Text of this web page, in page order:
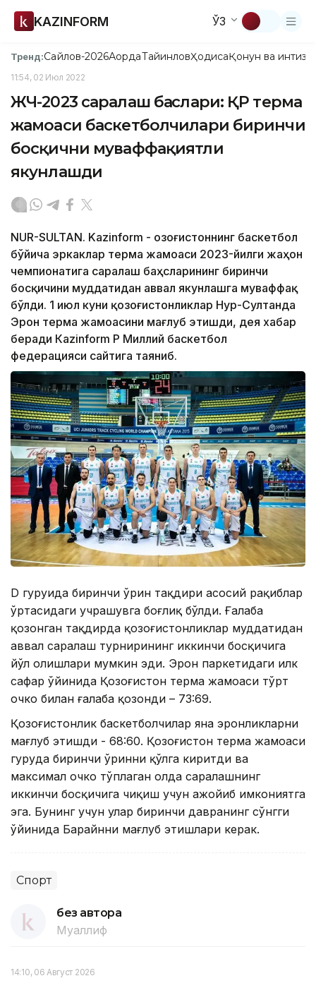
KAZINFORM ЎЗ
Тренд:Сайлов-2026АқордаТайинловҲодисаҚонун ва
11:54, 02 Июл 2022
ЖЧ-2023 саралаш баҳслари: ҚР терма
жамоаси баскетболчилари биринчи
босқични муваффақиятли
якунлашди
NUR-SULTAN. Kazinform - Қозоғистоннинг баскетбол
бўйича эркаклар терма жамоаси 2023-йилги жаҳон
чемпионатига саралаш баҳсларининг биринчи
босқичини муддатидан аввал якунлашга муваффақ
бўлди. 1 июл куни қозоғистонликлар Нур-Султанда
Эрон терма жамоасини мағлуб этишди, дея хабар
беради Кazinform ҚР Миллий баскетбол
федерацияси сайтига таяниб.
D гуруҳида биринчи ўрин тақдири асосий рақиблар
ўртасидаги учрашувга боғлиқ бўлди. Ғалаба
қозонган тақдирда қозоғистонликлар муддатидан
аввал саралаш турнирининг иккинчи босқичига
йўл олишлари мумкин эди. Эрон паркетидаги илк
сафар ўйинида Қозоғистон терма жамоаси тўрт
очко билан ғалаба қозонди – 73:69.
Қозоғистонлик баскетболчилар яна эронликларни
мағлуб этишди - 68:60. Қозоғистон терма жамоаси
гуруҳда биринчи ўринни қўлга киритди ва
максимал очко тўплаган ҳолда саралашнинг
иккинчи босқичига чиқиш учун ажойиб имкониятга
эга. Бунинг учун улар биринчи давранинг сўнгги
ўйинида Баҳрайнни мағлуб этишлари керак.
Спорт
без автора
Муаллиф
14:10, 06 Август 2026